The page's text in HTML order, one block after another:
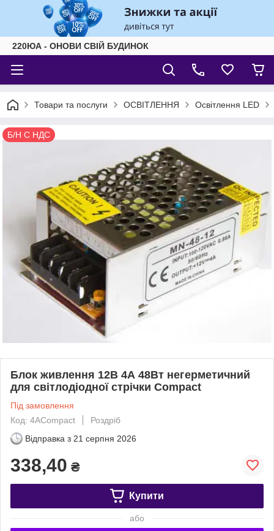
220ЮА - ОНОВИ СВІЙ БУДИНОК
Товари та послуги ОСВІТЛЕННЯ Освітлення LED
Б/Н С НДС
Блок живлення 12В 4А 48Вт негерметичний
для світлодіодної стрічки Compact
Під замовлення
Код: 4АCompact
Роздріб
Відправка з 21 серпня 2026
338,40 ₴
Купити
або